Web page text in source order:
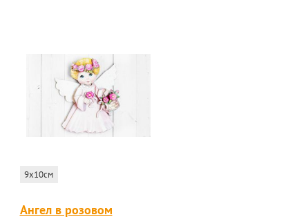
9x10см
Ангел в розовом